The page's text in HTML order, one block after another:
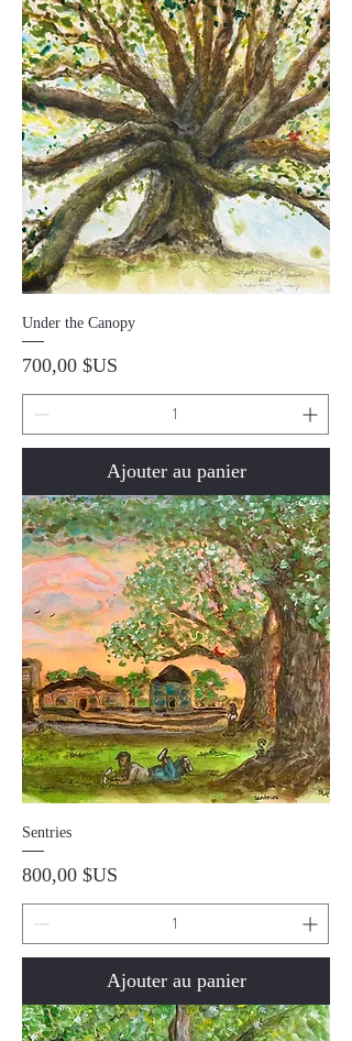
Under the Canopy
Prix
700,00 $US
Ajouter au panier
Sentries
Prix
800,00 $US
Ajouter au panier